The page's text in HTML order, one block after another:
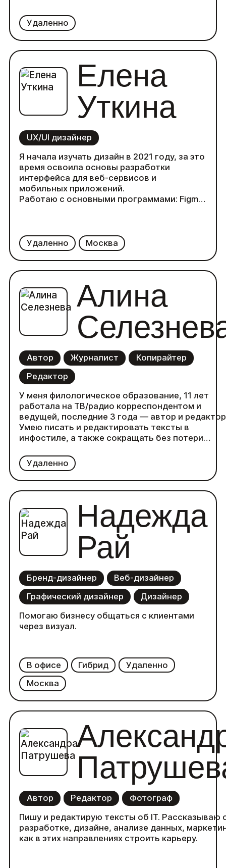
Удаленно
Удаленно Москва
Елена
Уткина
UX/UI дизайнер
Я начала изучать дизайн в 2021 году, за это
время освоила основы разработки
интерфейса для веб-сервисов и
мобильных приложений.
Работаю с основными программами: Figma,
ума и всегда нахожу решения любой
задачи!)
Удаленно
Алина
Автор Журналист
Копирайтер
Редактор
У меня филологическое образование, 11 лет
работала на ТВ/радио корреспондентом и
ведущей, последние 3 года — автор и
Умею писать и редактировать тексты в
инфостиле, а также сокращать без потери
текстах для IT-компаний и малого бизнеса
(кейсы, статьи, посты). Ниши, с которыми
работала: СМИ, IT-индустрия, текстиль и
одежда, общепит, личный бренд, ЗОЖ,
В офисе Гибрид
Удаленно
Москва
Надежда
Рай
Бренд-дизайнер
Веб-дизайнер
Графический дизайнер
Дизайнер
Помогаю бизнесу общаться с клиентами
через визуал.
Автор Редактор
Фотограф
Пишу и редактирую тексты об IT. Рассказываю
разработке, дизайне, анализе данных,
как в этих направлениях строить карьеру.